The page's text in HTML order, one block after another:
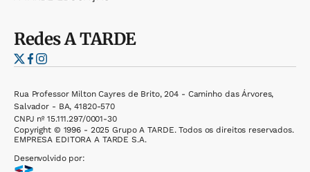
RedesA TARDE
Rua Professor Milton Cayres de Brito, 204 - Caminho das Árvores,
Salvador - BA, 41820-570
CNPJ nº 15.111.297/0001-30
Copyright © 1996 - 2025 Grupo A TARDE. Todos os direitos reservados.
EMPRESA EDITORA A TARDE S.A.
Desenvolvido por: